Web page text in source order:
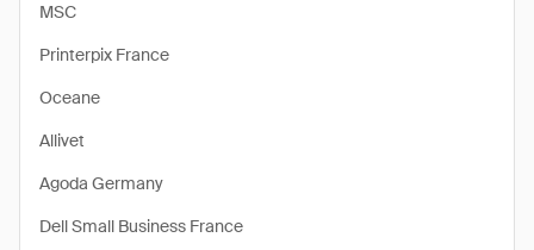
MSC
Printerpix France
Oceane
Allivet
Agoda Germany
Dell Small Business France